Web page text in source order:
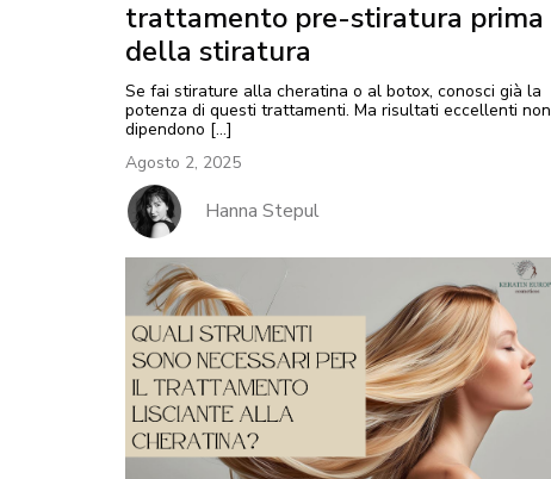
trattamento pre-stiratura prima
della stiratura
Se fai stirature alla cheratina o al botox, conosci già la
potenza di questi trattamenti. Ma risultati eccellenti non
dipendono […]
Agosto 2, 2025
Hanna Stepul